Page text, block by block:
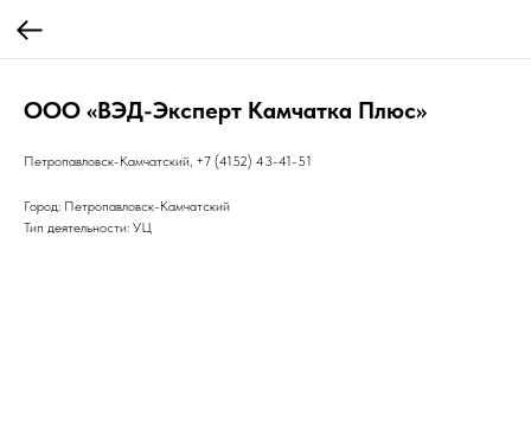
ООО «ВЭД-Эксперт Камчатка Плюс»
Петропавловск-Камчатский, +7 (4152) 43-41-51
Город: Петропавловск-Камчатский
Тип деятельности: УЦ